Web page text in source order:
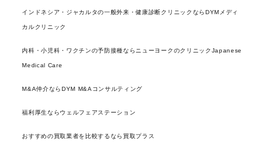
インドネシア・ジャカルタの一般外来・健康診断クリニックならDYMメディ
カルクリニック
内科・小児科・ワクチンの予防接種ならニューヨークのクリニックJapanese
Medical Care
M&A仲介ならDYM M&Aコンサルティング
福利厚生ならウェルフェアステーション
おすすめの買取業者を比較するなら買取プラス